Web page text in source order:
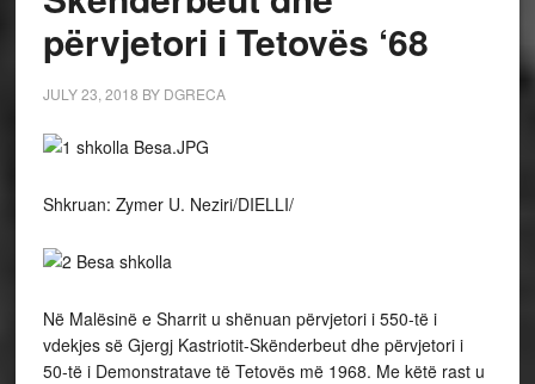
përvjetori i Tetovës ‘68
JULY 23, 2018 BY DGRECA
Shkruan: Zymer U. Neziri/DIELLI/
Në Malësinë e Sharrit u shënuan përvjetori i 550-të i
vdekjes së Gjergj Kastriotit-Skënderbeut dhe për­v­jetori i
50-të i Demonstratave të Tetovës më 1968. Me këtë rast u